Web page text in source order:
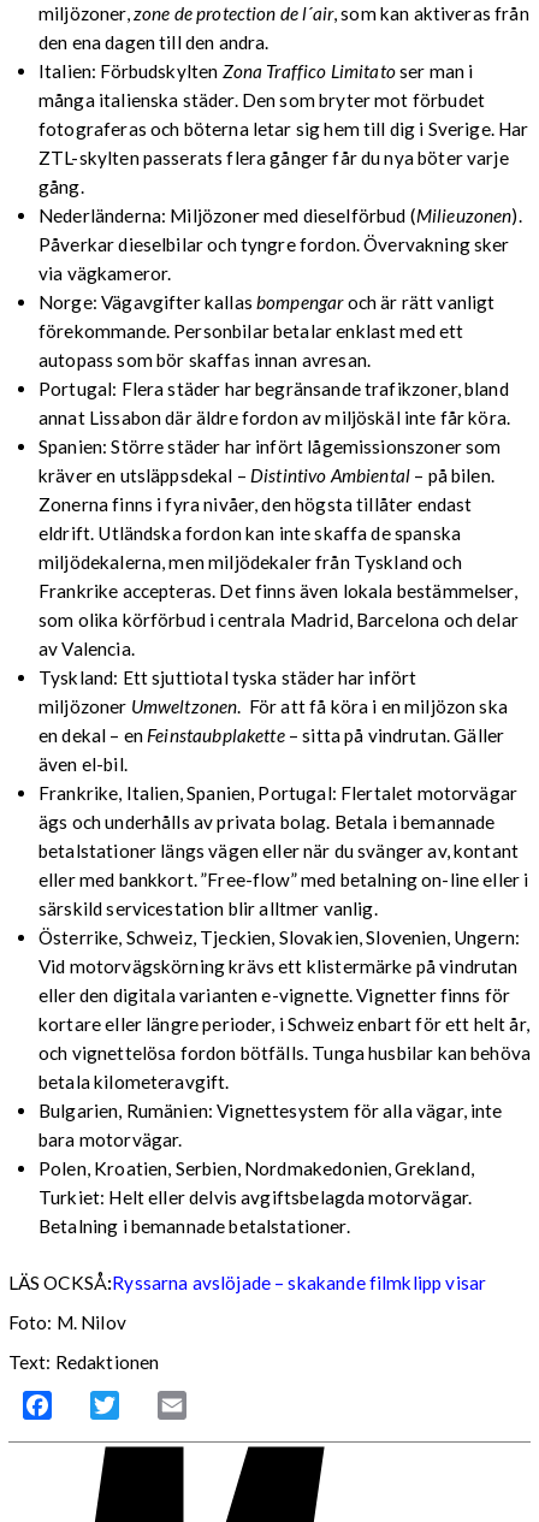
miljözoner,zone de protection de l´air, som kan aktiveras från
den ena dagen till den andra.
Italien: Förbudskylten Zona Traffico Limitatoser man i
många italienska städer. Den som bryter mot förbudet
fotograferas och böterna letar sig hem till dig i Sverige. Har
ZTL-skylten passerats flera gånger får du nya böter varje
gång.
Nederländerna: Miljözoner med dieselförbud (Milieuzonen).
Påverkar dieselbilar och tyngre fordon. Övervakning sker
via vägkameror.
Norge: Vägavgifter kallasbompengaroch är rätt vanligt
förekommande. Personbilar betalar enklast med ett
autopass som bör skaffas innan avresan.
Portugal: Flera städer har begränsande trafikzoner, bland
annat Lissabon där äldre fordon av miljöskäl inte får köra.
Spanien: Större städer har infört lågemissionszoner som
kräver en utsläppsdekal – Distintivo Ambiental – på bilen.
Zonerna finns i fyra nivåer, den högsta tillåter endast
eldrift. Utländska fordon kan inte skaffa de spanska
miljödekalerna, men miljödekaler från Tyskland och
Frankrike accepteras. Det finns även lokala bestämmelser,
som olika körförbud i centrala Madrid, Barcelona och delar
av Valencia.
Tyskland: Ett sjuttiotal tyska städer har infört
miljözoner Umweltzonen. För att få köra i en miljözon ska
en dekal – en Feinstaubplakette– sitta på vindrutan. Gäller
även el-bil.
Frankrike, Italien, Spanien, Portugal: Flertalet motorvägar
ägs och underhålls av privata bolag. Betala i bemannade
betalstationer längs vägen eller när du svänger av, kontant
eller med bankkort. ”Free-flow” med betalning on-line eller i
särskild servicestation blir alltmer vanlig.
Österrike, Schweiz, Tjeckien, Slovakien, Slovenien, Ungern:
Vid motorvägskörning krävs ett klistermärke på vindrutan
eller den digitala varianten e-vignette. Vignetter finns för
kortare eller längre perioder, i Schweiz enbart för ett helt år,
och vignettelösa fordon bötfälls. Tunga husbilar kan behöva
betala kilometeravgift.
Bulgarien, Rumänien: Vignettesystem för alla vägar, inte
bara motorvägar.
Polen, Kroatien, Serbien, Nordmakedonien, Grekland,
Turkiet: Helt eller delvis avgiftsbelagda motorvägar.
Betalning i bemannade betalstationer.
LÄS OCKSÅ:Ryssarna avslöjade – skakande filmklipp visar
Foto: M. Nilov
Text: Redaktionen
Facebook Twitter